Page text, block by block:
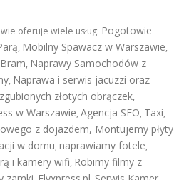
oferuje wiele usług: Pogotowie
, Mobilny Spawacz w Warszawie,
, Naprawy Samochodów z
, Naprawa i serwis jacuzzi oraz
złotych obrączek,
w Warszawie, Agencja SEO, Taxi,
z dojazdem, Montujemy płyty
w domu, naprawiamy fotele,
i kamery wifi, Robimy filmy z